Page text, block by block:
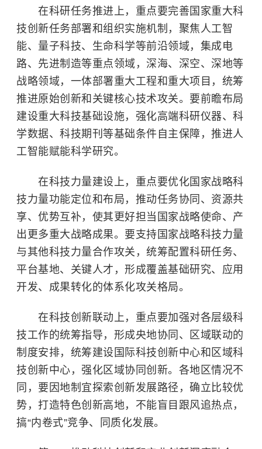
在科研任务推进上，重点要完善国家重大科
技创新任务部署和组织实施机制，聚焦人工智
能、量子科技、生命科学等前沿领域，集成电
路、先进制造等重点领域，深海、深空、深地等
战略领域，一体部署重大工程和重大项目，统筹
推进原始创新和关键核心技术攻关。要前瞻布局
建设重大科技基础设施，强化高端科研仪器、科
学数据、科技期刊等基础条件自主保障，推进人
工智能赋能科学研究。
在科技力量建设上，重点要优化国家战略科
技力量功能定位和布局，推动任务协同、资源共
享、优势互补，使其更好担当国家战略使命、产
出更多重大战略成果。要支持国家战略科技力量
与其他科技力量合作攻关，统筹配置科研任务、
平台基地、关键人才，形成覆盖基础研究、应用
开发、成果转化的体系化攻关格局。
在科技创新联动上，重点要加强对各层级科
技工作的统筹指导，形成央地协同、区域联动的
制度安排，统筹建设国际科技创新中心和区域科
技创新中心，强化区域协同创新。各地区情况不
同，要因地制宜探索创新发展路径，确立比较优
势，打造特色创新高地，不能盲目跟风追热点，
搞“内卷式”竞争、同质化发展。